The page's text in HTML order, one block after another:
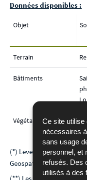
Ce site
nécessaires
sans usage
personnel, et
refusés. Des
utilisés à des
Données disponibles :
Objet
Terrain
Bâtiments
Végétation
(*) Level of Detail (LoD)
Geospatial Consortium